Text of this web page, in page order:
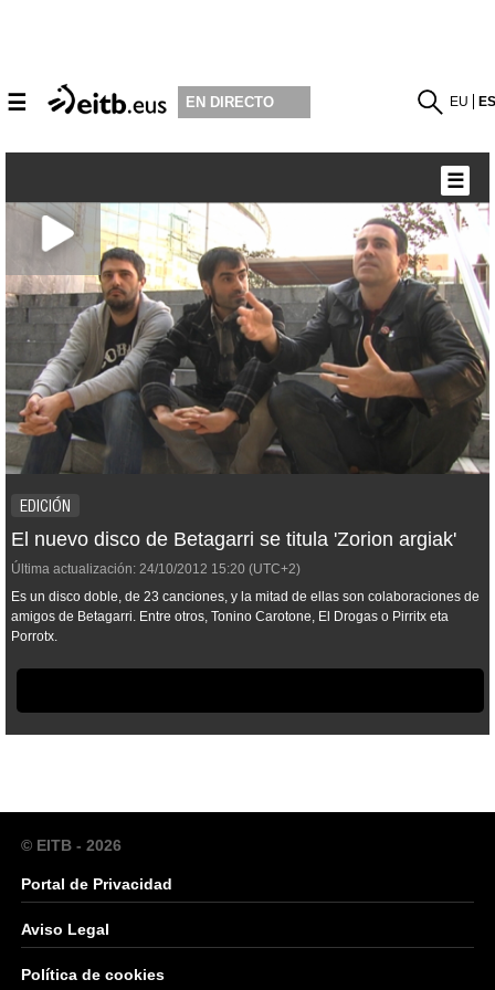
☰ EN DIRECTO EU
EDICIÓN
El nuevo disco de Betagarri se titula 'Zorion argiak'
Última actualización: 24/10/2012 15:20 (UTC+2)
Es un disco doble, de 23 canciones, y la mitad de ellas son colaboraciones de
amigos de Betagarri. Entre otros, Tonino Carotone, El Drogas o Pirritx eta
Porrotx.
☰
© EITB - 2026
Portal de Privacidad
Aviso Legal
Política de cookies